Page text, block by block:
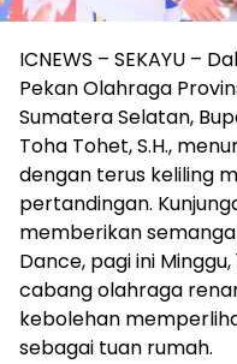
ICNEWS – SEKAYU –
Pekan Olahraga
Sumatera Selatan,
Toha Tohet, S.H.,
dengan terus keliling
pertandingan.
memberikan
Dance, pagi ini
cabang olahraga
kebolehan
sebagai tuan rumah.